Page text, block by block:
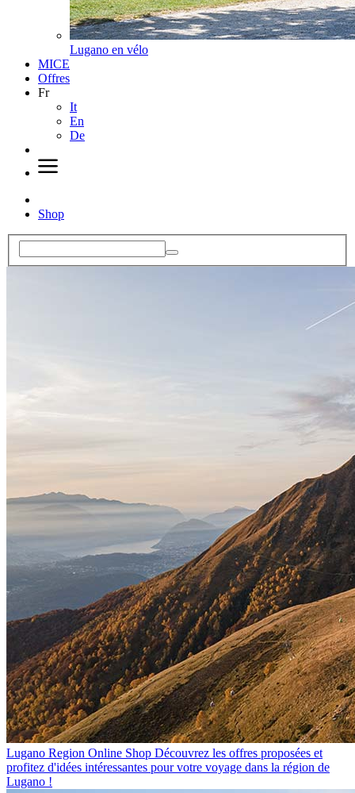
Lugano en vélo
MICE
Offres
Fr
It
En
De
Shop
Lugano Region Online Shop Découvrez les offres proposées et
profitez d'idées intéressantes pour votre voyage dans la région de
Lugano !